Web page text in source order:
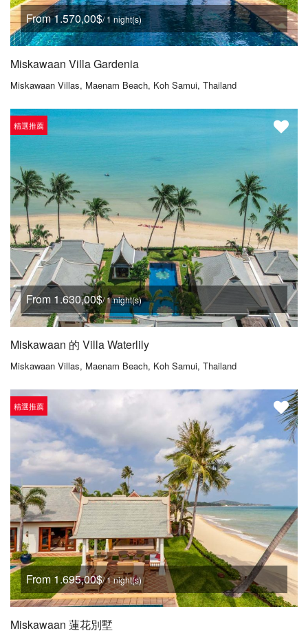
From 1.570,00$/ 1 night(s)
Miskawaan Villa Gardenia
Miskawaan Villas, Maenam Beach, Koh Samui, Thailand
精選推薦
From 1.630,00$/ 1 night(s)
Miskawaan 的 Villa Waterlily
Miskawaan Villas, Maenam Beach, Koh Samui, Thailand
精選推薦
From 1.695,00$/ 1 night(s)
Miskawaan 蓮花別墅